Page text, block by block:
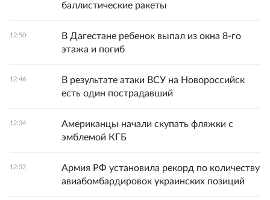
баллистические ракеты
12:50
В Дагестане ребенок выпал из окна 8-го
этажа и погиб
12:46
В результате атаки ВСУ на Новороссийск
есть один пострадавший
12:34
Американцы начали скупать фляжки с
эмблемой КГБ
12:32
Армия РФ установила рекорд по количеству
авиабомбардировок украинских позиций